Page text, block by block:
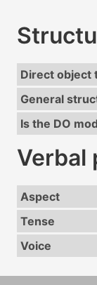
Direct object
General
Is the DO
Verbal
Aspect
Tense
Voice